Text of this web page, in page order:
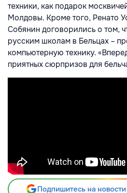
техники, как подарок
Молдовы. Кроме того, Ренато
Собянин договорились о том,
русским школам в Бельцах –
компьютерную технику.
приятных сюрпризов для
Подпишитесь на